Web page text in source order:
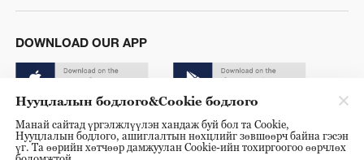
DOWNLOAD OUR APP
Нууцлалын бодлого&Cookie бодлого
Манай сайтад үргэлжлүүлэн хандаж буй бол та Cookie,
Нууцлалын бодлого, ашиглалтын нөхцлийг зөвшөөрч байна гэсэн
үг. Та өөрийн хөтчөөр дамжуулан Cookie-ийн тохиргоогоо өөрчлөх